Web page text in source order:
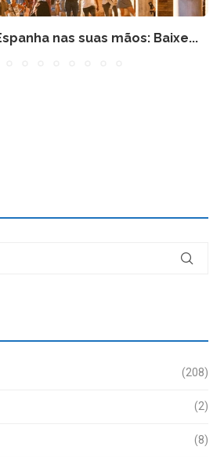
nas suas mãos: Baixe...
(208)
(2)
(8)